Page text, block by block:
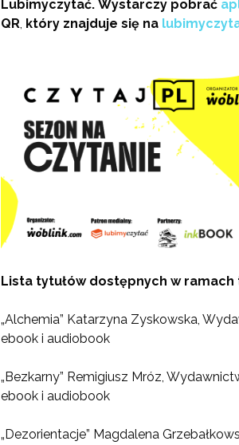
Lubimyczytać. Wystarczy pobrać
QR który znajduje się na
Lista tytułów dostępnych w
„Alchemia” Katarzyna Zyskowska,
ebook i audiobook
„Bezkarny” Remigiusz Mróz,
ebook i audiobook
„Dezorientacje” Magdalena